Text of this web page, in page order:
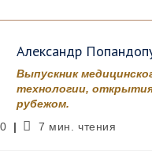
Александр
Выпускник
технологии,
рубежом.
Время
7 мин. чтения